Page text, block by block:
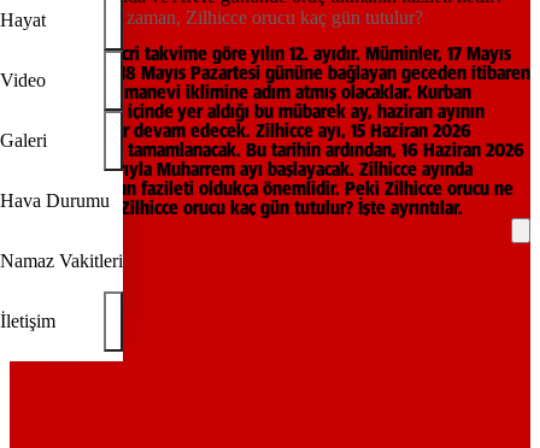
Hayat
Video
Galeri
Hava Durumu
Namaz Vakitleri
İletişim
Zilhicce ayı ne zaman, Zilhicce orucu kaç gün tutulur?
Zilhicce ayı, Hicri takvime göre yılın 12. ayıdır. Müminler, 17 Mayıs
Pazar gününü 18 Mayıs Pazartesi gününe bağlayan geceden itibaren
Zilhicce ayının manevi iklimine adım atmış olacaklar. Kurban
Bayramı'nın da içinde yer aldığı bu mübarek ay, haziran ayının
ortalarına kadar devam edecek. Zilhicce ayı, 15 Haziran 2026
Pazartesi günü tamamlanacak. Bu tarihin ardından, 16 Haziran 2026
Salı günü itibarıyla Muharrem ayı başlayacak. Zilhicce ayında
tutulacak orucun fazileti oldukça önemlidir. Peki Zilhicce orucu ne
zaman başlar? Zilhicce orucu kaç gün tutulur? İşte ayrıntılar.
REKLAM